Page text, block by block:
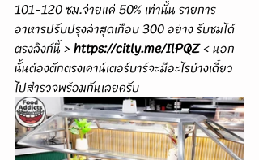
101-120 ซม.จ่ายแค่ 50% เท่านั้น รายการ
อาหารปรับปรุงล่าสุดเกือบ 300 อย่าง รับชมได้
ตรงลิงก์นี้ > https://citly.me/IlPQZ < นอก
นั้นต้องตักตรงเคาน์เตอร์บาร์จะมีอะไรบ้างเดี๋ยว
ไปสำรวจพร้อมกันเลยครับ